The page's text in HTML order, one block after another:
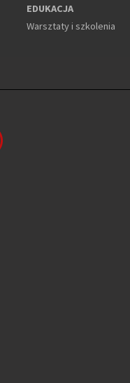
EDUKACJA
Warsztaty i szkolenia